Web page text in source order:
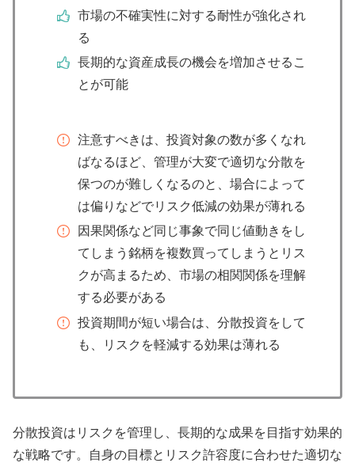
市場の不確実性に対する耐性が強化され
る
長期的な資産成長の機会を増加させるこ
とが可能
注意すべきは、投資対象の数が多くなれ
ばなるほど、管理が大変で適切な分散を
保つのが難しくなるのと、場合によって
は偏りなどでリスク低減の効果が薄れる
因果関係など同じ事象で同じ値動きをし
てしまう銘柄を複数買ってしまうとリス
クが高まるため、市場の相関関係を理解
する必要がある
投資期間が短い場合は、分散投資をして
も、リスクを軽減する効果は薄れる
分散投資はリスクを管理し、長期的な成果を目指す効果的
な戦略です。自身の目標とリスク許容度に合わせた適切な